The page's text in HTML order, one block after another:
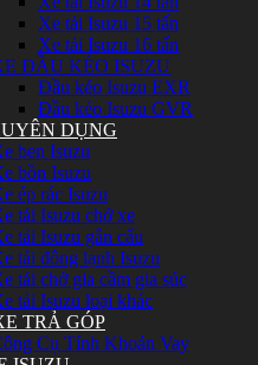
Xe tải Isuzu 15 tấn
Xe tải Isuzu 16 tấn
ĐẦU KÉO ISUZU
Đầu kéo Isuzu EXR
Đầu kéo Isuzu GVR
DỤNG
ben Isuzu
bồn Isuzu
ép rác Isuzu
tải Isuzu chở xe
tải Isuzu gắn cẩu
tải đông lạnh Isuzu
tải chở gia cầm gia súc
tải Isuzu loại khác
TRẢ GÓP
Cụ Tính Khoản Vay